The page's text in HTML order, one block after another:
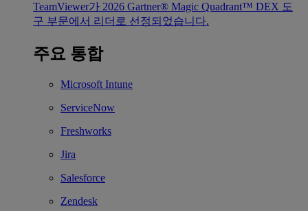
TeamViewer가 2026 Gartner® Magic Quadrant™ DEX 도
구 부문에서 리더로 선정되었습니다.
주요 통합
Microsoft Intune
ServiceNow
Freshworks
Jira
Salesforce
Zendesk